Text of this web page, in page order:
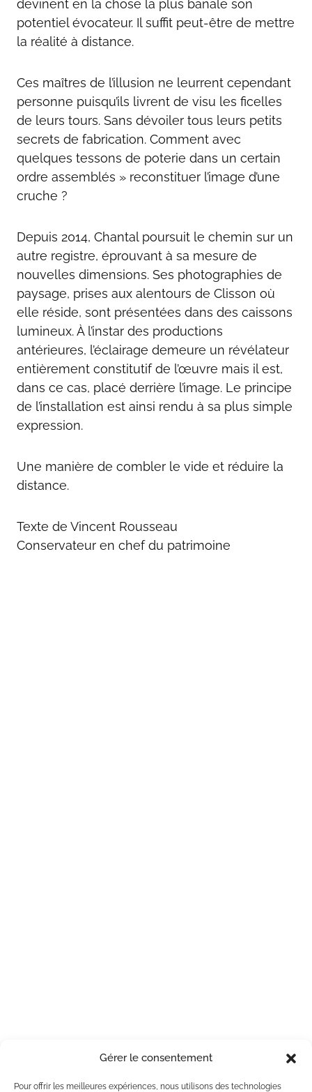
Gérer le consentement
Pour offrir les meilleures expériences, nous utilisons des technologies
devinent en la chose la plus banale son
potentiel évocateur. Il suffit peut-être de mettre
la réalité à distance.
Ces maîtres de l’illusion ne leurrent cependant
personne puisqu’ils livrent de visu les ficelles
de leurs tours. Sans dévoiler tous leurs petits
secrets de fabrication. Comment avec
quelques tessons de poterie dans un certain
ordre assemblés » reconstituer l’image d’une
cruche ?
Depuis 2014, Chantal poursuit le chemin sur un
autre registre, éprouvant à sa mesure de
nouvelles dimensions. Ses photographies de
paysage, prises aux alentours de Clisson où
elle réside, sont présentées dans des caissons
lumineux. À l’instar des productions
antérieures, l’éclairage demeure un révélateur
entièrement constitutif de l’œuvre mais il est,
dans ce cas, placé derrière l’image. Le principe
de l’installation est ainsi rendu à sa plus simple
expression.
Une manière de combler le vide et réduire la
distance.
Texte de Vincent Rousseau
Conservateur en chef du patrimoine